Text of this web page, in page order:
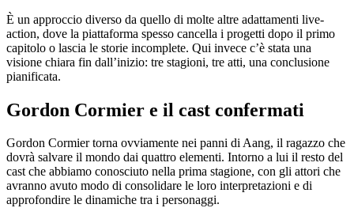
È un approccio diverso da quello di molte altre adattamenti live-
action, dove la piattaforma spesso cancella i progetti dopo il primo
capitolo o lascia le storie incomplete. Qui invece c’è stata una
visione chiara fin dall’inizio: tre stagioni, tre atti, una conclusione
pianificata.
Gordon Cormier e il cast confermati
Gordon Cormier torna ovviamente nei panni di Aang, il ragazzo che
dovrà salvare il mondo dai quattro elementi. Intorno a lui il resto del
cast che abbiamo conosciuto nella prima stagione, con gli attori che
avranno avuto modo di consolidare le loro interpretazioni e di
approfondire le dinamiche tra i personaggi.